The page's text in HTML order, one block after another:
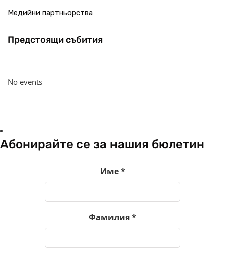
Медийни партньорства
Предстоящи събития
No events
Абонирайте се за нашия бюлетин
Име*
Фамилия*